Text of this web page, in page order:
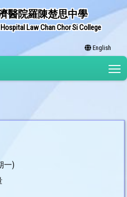
醫院羅陳楚思中學
Hospital Law Chan Chor Si College
English
一)